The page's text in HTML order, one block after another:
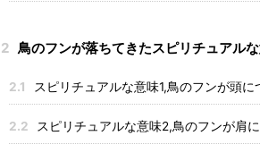
2 鳥のフンが落ちてきたスピリチュアル
2.1 スピリチュアルな意味1,鳥のフンが頭に
2.2 スピリチュアルな意味2,鳥のフンが肩